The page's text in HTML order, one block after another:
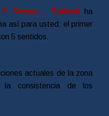
5 Senses, Rational ha
así para usted: el primer
5 sentidos.
actuales de la zona
consistencia de los